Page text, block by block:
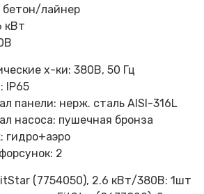
лайнер
кВт
х-ки: 380В, 50 Гц
IP65
панели: нерж. сталь AISI-316L
насоса: пушечная бронза
гидро+аэро
2
(7754050), 2.6 кВт/380В: 1шт